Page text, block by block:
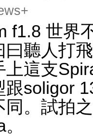
f1.8 世界
曰聽人打
這支
跟soligor
。試拍